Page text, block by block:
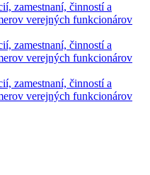
zamestnaní, činností a
verejných funkcionárov
zamestnaní, činností a
verejných funkcionárov
zamestnaní, činností a
verejných funkcionárov